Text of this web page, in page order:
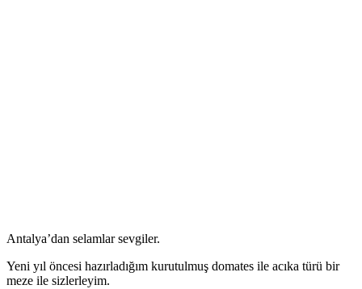
Antalya’dan selamlar sevgiler.
Yeni yıl öncesi hazırladığım kurutulmuş domates ile acıka türü bir
meze ile sizlerleyim.